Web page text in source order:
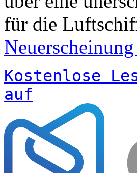
für die
Neuerscheinung
Kostenlose
auf